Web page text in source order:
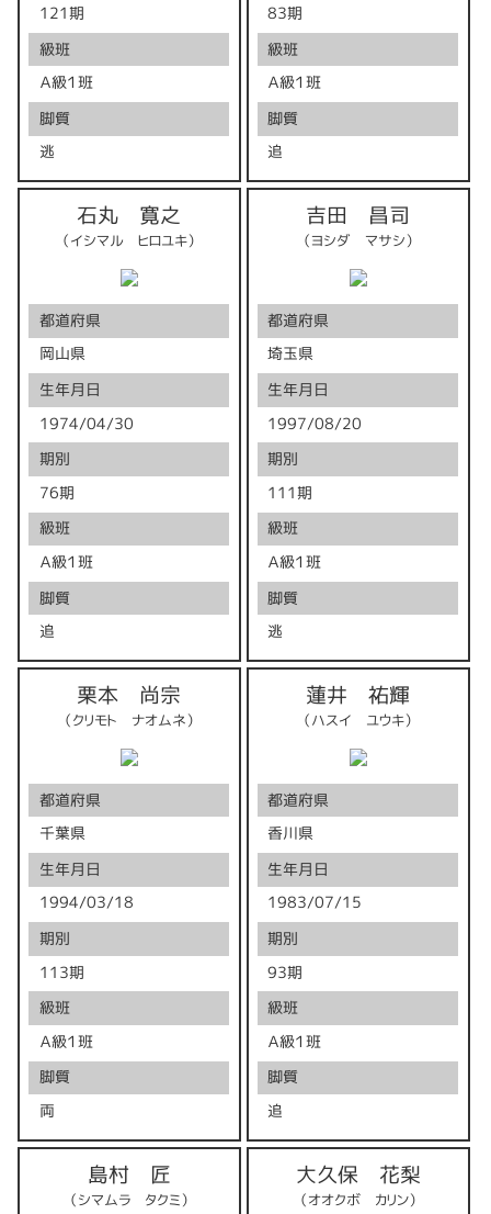
121期
級班
Ａ級１班
脚質
逃
83期
級班
Ａ級１班
脚質
追
石丸 寛之
（イシマル ヒロユキ）
都道府県
岡山県
生年月日
1974/04/30
期別
76期
級班
Ａ級１班
脚質
追
吉田 昌司
（ヨシダ マサシ）
都道府県
埼玉県
生年月日
1997/08/20
期別
111期
級班
Ａ級１班
脚質
逃
栗本 尚宗
（クリモト ナオムネ）
都道府県
千葉県
生年月日
1994/03/18
期別
113期
級班
Ａ級１班
脚質
両
蓮井 祐輝
（ハスイ ユウキ）
都道府県
香川県
生年月日
1983/07/15
期別
93期
級班
Ａ級１班
脚質
追
島村 匠
（シマムラ タクミ）
大久保 花梨
（オオクボ カリン）